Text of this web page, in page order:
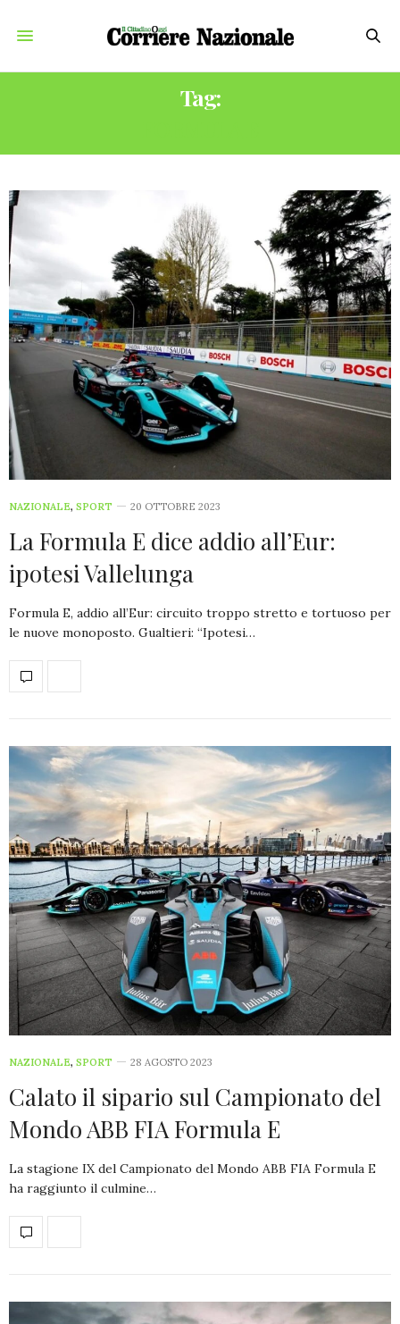
Tag:
NAZIONALE, SPORT 20 OTTOBRE 2023
La Formula E dice addio all’Eur:
ipotesi Vallelunga
Formula E, addio all’Eur: circuito troppo stretto e tortuoso per
le nuove monoposto. Gualtieri: “Ipotesi…
NAZIONALE, SPORT 28 AGOSTO 2023
Calato il sipario sul Campionato del
Mondo ABB FIA Formula E
La stagione IX del Campionato del Mondo ABB FIA Formula E
ha raggiunto il culmine…